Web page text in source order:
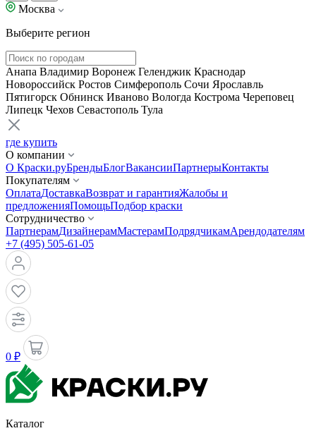
Москва
Выберите регион
Анапа Владимир Воронеж Геленджик Краснодар
Новороссийск Ростов Симферополь Сочи Ярославль
Пятигорск Обнинск Иваново Вологда Кострома Череповец
Липецк Чехов Севастополь Тула
где купить
О компании
О Краски.руБрендыБлогВакансииПартнерыКонтакты
Покупателям
ОплатаДоставкаВозврат и гарантияЖалобы и
предложенияПомощьПодбор краски
Сотрудничество
ПартнерамДизайнерамМастерамПодрядчикамАрендодателям
+7 (495) 505-61-05
0 ₽
Каталог